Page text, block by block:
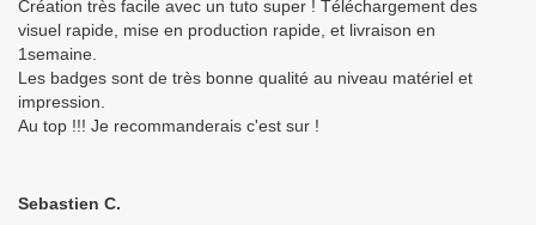
Création très facile avec un tuto super ! Téléchargement des
visuel rapide, mise en production rapide, et livraison en
1semaine.
Les badges sont de très bonne qualité au niveau matériel et
impression.
Au top !!! Je recommanderais c'est sur !
Sebastien C.